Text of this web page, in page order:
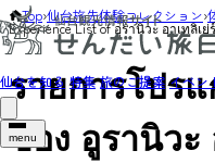
仙台を知る 特集 旅のご提案 イベン
menu
Top›仙台旅先体験コレクション›
Experience List of อูรานิวะ อาเทลิเย่ร์
รายการโปร
ของ อูรานิวะ